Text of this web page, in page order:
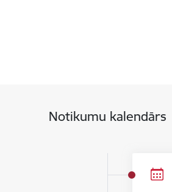
Notikumu kalendārs